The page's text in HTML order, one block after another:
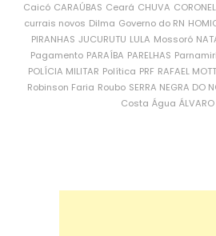
Caicó CARAÚBAS Ceará CHUVA
currais novos Dilma Governo do RN
PIRANHAS JUCURUTU LULA Mossoró
Pagamento PARAÍBA PARELHAS
POLÍCIA MILITAR Política PRF RAFAEL
Robinson Faria Roubo SERRA NEGRA DO
Costa Água